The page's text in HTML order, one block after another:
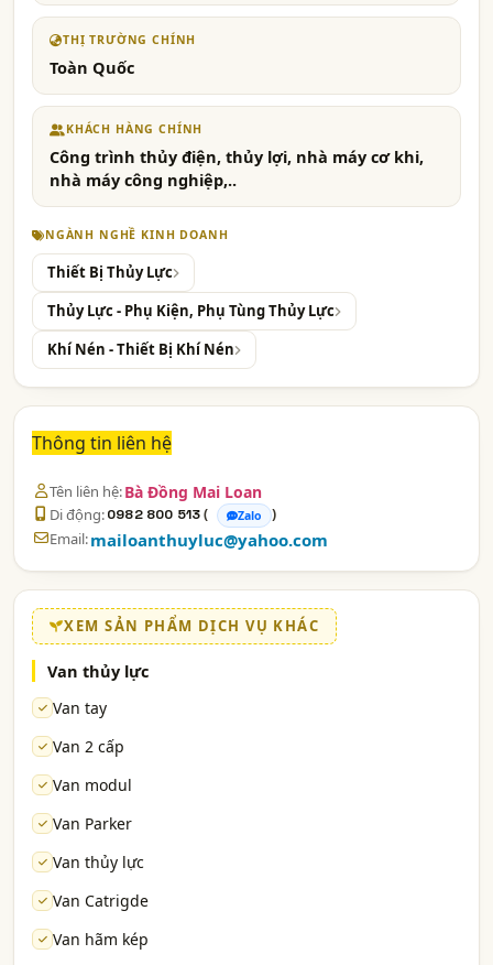
THỊ TRƯỜNG CHÍNH
Toàn Quốc
KHÁCH HÀNG CHÍNH
Công trình thủy điện, thủy lợi, nhà máy cơ khi,
nhà máy công nghiệp,..
NGÀNH NGHỀ KINH DOANH
Thiết Bị Thủy Lực
Thủy Lực - Phụ Kiện, Phụ Tùng Thủy Lực
Khí Nén - Thiết Bị Khí Nén
Thông tin liên hệ
Tên liên hệ:Bà Đồng Mai Loan
Di động:0982 800 513( Zalo )
Email:mailoanthuyluc@yahoo.com
XEM SẢN PHẨM DỊCH VỤ KHÁC
Van thủy lực
Van tay
Van 2 cấp
Van modul
Van Parker
Van thủy lực
Van Catrigde
Van hãm kép